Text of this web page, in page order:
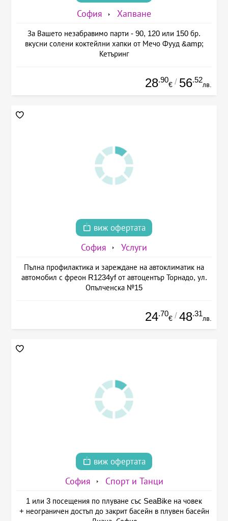
София Хапване
За Вашето незабравимо парти - 90, 120 или 150 бр.
вкусни солени коктейлни хапки от Мечо Фууд &amp;
Кетъринг
28.90
€ / 56.52
лв.
виж офертата
София Услуги
Пълна профилактика и зареждане на автоклиматик на
автомобил с фреон R1234yf от автоцентър Торнадо, ул.
Опълченска №15
24.70
€ / 48.31
лв.
виж офертата
София Спорт и Танци
1 или 3 посещения по плуване със SeaBike на човек
+ неограничен достъп до закрит басейн в плувен басейн